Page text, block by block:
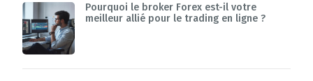
Pourquoi le broker Forex est-il votre
meilleur allié pour le trading en ligne ?